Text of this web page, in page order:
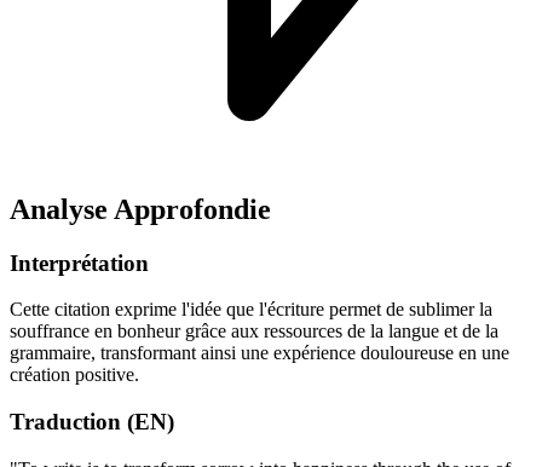
Analyse Approfondie
Interprétation
Cette citation exprime l'idée que l'écriture permet de sublimer la
souffrance en bonheur grâce aux ressources de la langue et de la
grammaire, transformant ainsi une expérience douloureuse en une
création positive.
Traduction (EN)